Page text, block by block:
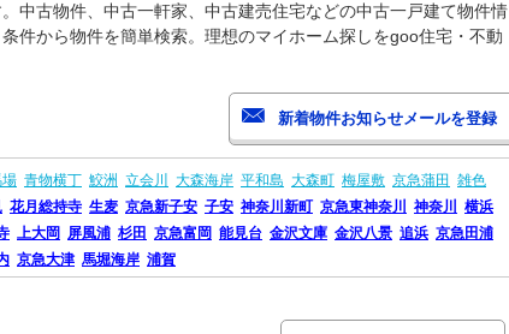
中古物件、中古一軒家、中古建売住宅などの中古一戸建て物件情
件から物件を簡単検索。理想のマイホーム探しをgoo住宅・不動
青物横丁 鮫洲 立会川 大森海岸 平和島 大森町 梅屋敷 京急蒲田 雑色
花月総持寺 生麦 京急新子安 子安 神奈川新町 京急東神奈川 神奈川
横浜
上大岡 屏風浦 杉田 京急富岡 能見台 金沢文庫 金沢八景 追浜 京急田浦
京急大津 馬堀海岸 浦賀